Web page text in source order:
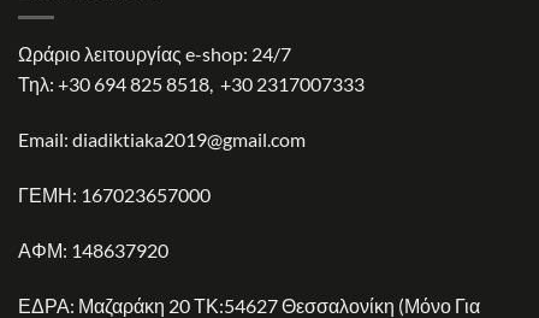
Ωράριο λειτουργίας e-shop: 24/7
Τηλ: +30 694 825 8518, +30 2317007333
Email: diadiktiaka2019@gmail.com
ΓΕΜΗ: 167023657000
ΑΦΜ: 148637920
ΕΔΡΑ: Μαζαράκη 20 ΤΚ:54627 Θεσσαλονίκη (Μόνο Για